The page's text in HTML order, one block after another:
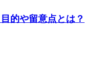
的や留意点とは？